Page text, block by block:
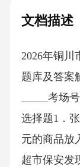
文档描述
2026年铜川
题库及答案
_____考场
选择题1．
元的商品放
超市保安发